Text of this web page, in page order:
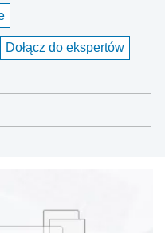
Dołącz do ekspertów